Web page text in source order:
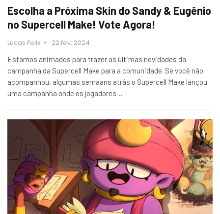
Escolha a Próxima Skin do Sandy & Eugênio
no Supercell Make! Vote Agora!
Lucas Felix 22 fev, 2024
Estamos animados para trazer as últimas novidades da
campanha da Supercell Make para a comunidade. Se você não
acompanhou, algumas semaans atrás o Supercell Make lançou
uma campanha onde os jogadores…